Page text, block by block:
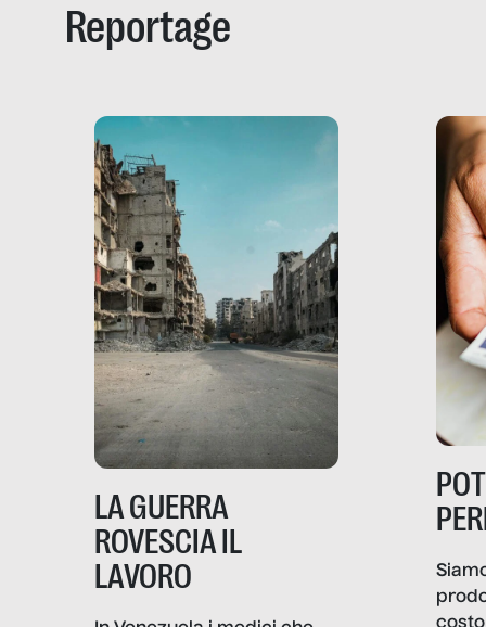
Reportage
LA GUERRA
ROVESCIA IL
LAVORO